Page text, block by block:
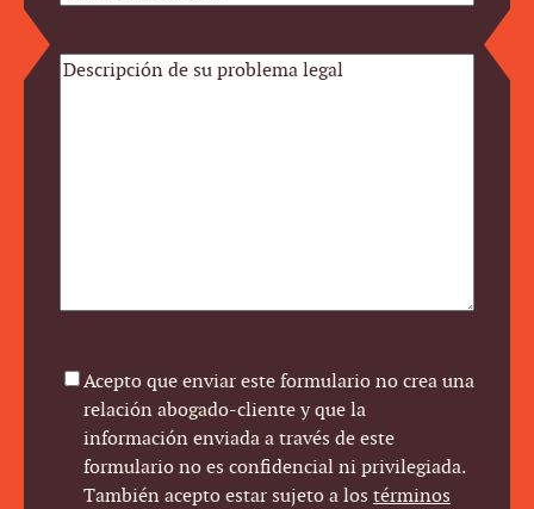
Descripción
Agreement*
Acepto que enviar este formulario no crea una
relación abogado-cliente y que la
información enviada a través de este
formulario no es confidencial ni privilegiada.
También acepto estar sujeto a los términos